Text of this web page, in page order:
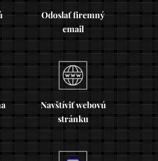
Odoslať firemný
email
Navštíviť webovú
stránku